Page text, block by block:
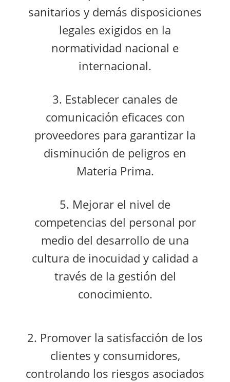
sanitarios y demás disposiciones
legales exigidos en la
normatividad nacional e
internacional.
3. Establecer canales de
comunicación eficaces con
proveedores para garantizar la
disminución de peligros en
Materia Prima.
5. Mejorar el nivel de
competencias del personal por
medio del desarrollo de una
cultura de inocuidad y calidad a
través de la gestión del
conocimiento.
2. Promover la satisfacción de los
clientes y consumidores,
controlando los riesgos asociados